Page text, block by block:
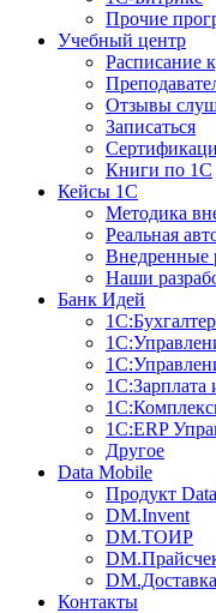
Прочие
Учебный центр
Расписание
Отзывы
Записаться
Книги по 1С
Кейсы 1С
Методика
Реальная
Внедренные
Наши
Банк Идей
1С:Зарплата
1С:ERP
Другое
Data Mobile
Продукт
DM.Invent
DM.ТОИР
Контакты